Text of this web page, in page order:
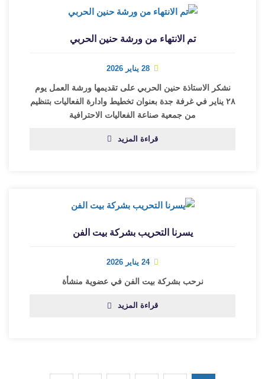
تم الانتهاء من ورشة حنين الحربي
28 يناير 2026
نشكر الاستاذة حنين الحربي على تقديمها ورشة العمل يوم
٢٨ يناير في غرفة جدة بعنوان تخطيط وادارة الفعاليات بتنظيم
من جمعية صناعة الفعاليات الاحترافية
قراءة المزيد
يسرنا التحريب بشركة بيت الفن
24 يناير 2026
نرحب بشركة بيت الفن في عضوية منشأة
قراءة المزيد